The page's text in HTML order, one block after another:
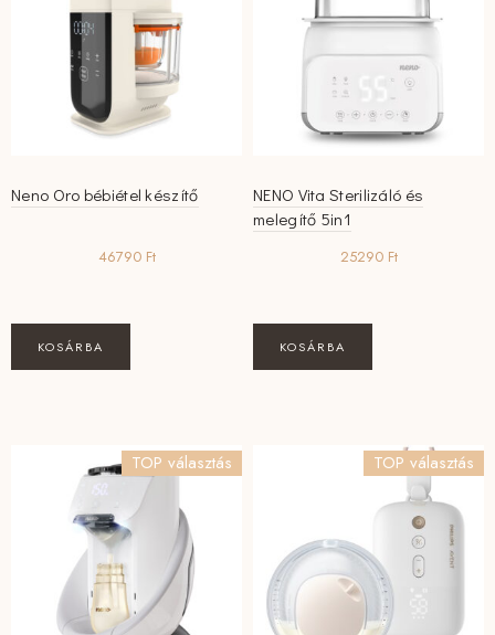
Neno Oro bébiétel készítő
46790 Ft
KOSÁRBA
NENO Vita Sterilizáló és
melegítő 5in1
25290 Ft
KOSÁRBA
TOP választás TOP választás